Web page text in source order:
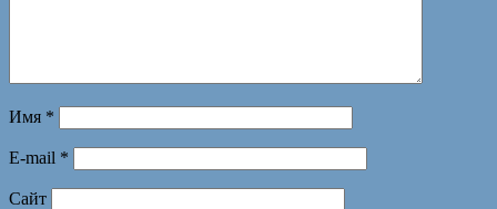
Имя *
E-mail *
Сайт